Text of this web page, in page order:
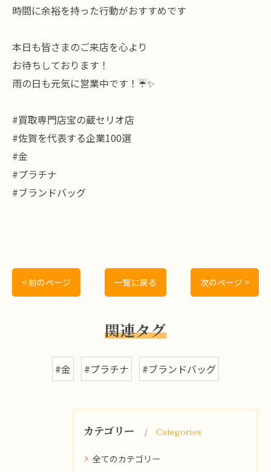
時間に余裕を持った行動がおすすめです
本日も皆さまのご来店を心より
お待ちしております！
雨の日も元気に営業中です！☔✨
#買取専門店宝の蔵セリオ店
#佐賀を代表する企業100選
#金
#プラチナ
#ブランドバッグ
< 前のページ 一覧に戻る 次のページ >
関連タグ
#金 #プラチナ #ブランドバッグ
カテゴリー Categories
全てのカテゴリー